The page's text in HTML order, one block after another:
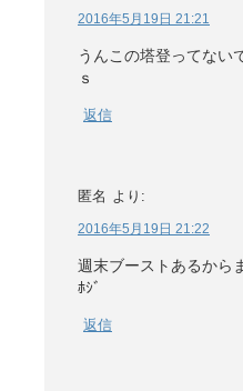
2016年5月19日 21:21
うんこの塔登ってない
ｓ
返信
匿名 より:
2016年5月19日 21:22
週末ブーストあるから
ﾎｼﾞ
返信